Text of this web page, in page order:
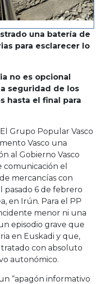
una batería de
para esclarecer lo
no es opcional
seguridad de los
hasta el final para
El Grupo Popular Vasco
Vasco una
al Gobierno Vasco
comunicación el
mercancías con
pasado 6 de febrero
en Irún. Para el PP
menor ni una
episodio grave que
en Euskadi y que,
con absoluto
autonómico.
“apagón informativo